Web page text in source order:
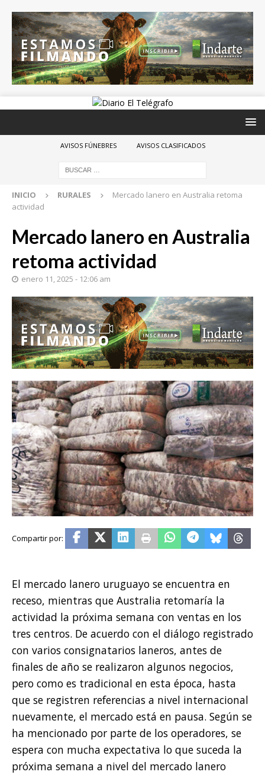
AVISOS FÚNEBRES AVISOS CLASIFICADOS
INICIO RURALES
Mercado lanero en Australia retoma
actividad
Mercado lanero en Australia
retoma actividad
enero 11, 2025 - 12:06 am
El mercado lanero uruguayo se encuentra en
receso, mientras que Australia retomaría la
actividad la próxima semana con ventas en los
tres centros. De acuerdo con el diálogo registrado
con varios consignatarios laneros, antes de
finales de año se realizaron algunos negocios,
pero como es tradicional en esta época, hasta
que se registren referencias a nivel internacional
nuevamente, el mercado está en pausa. Según se
ha mencionado por parte de los operadores, se
espera con mucha expectativa lo que suceda la
próxima semana a nivel del mercado lanero